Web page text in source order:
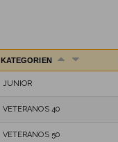
KATEGORIEN
JUNIOR
VETERANOS 40
VETERANOS 50